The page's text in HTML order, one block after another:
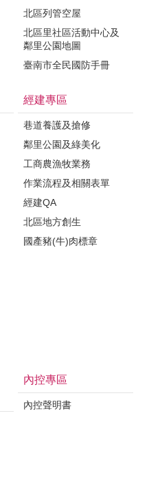
北區列管空屋
北區里社區活動中心及
鄰里公園地圖
臺南市全民國防手冊
經建專區
巷道養護及搶修
鄰里公園及綠美化
工商農漁牧業務
作業流程及相關表單
經建QA
北區地方創生
國產豬(牛)肉標章
內控專區
內控聲明書